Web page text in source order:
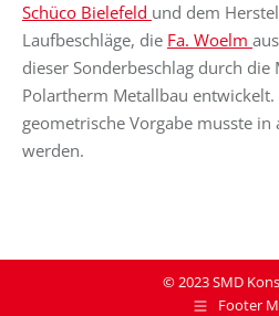
Schüco Bielefeld und dem
Laufbeschläge, die Fa. Woelm
dieser Sonderbeschlag durch die
Polartherm Metallbau
geometrische Vorgabe musste
werden.
© 2023 SMD
Footer